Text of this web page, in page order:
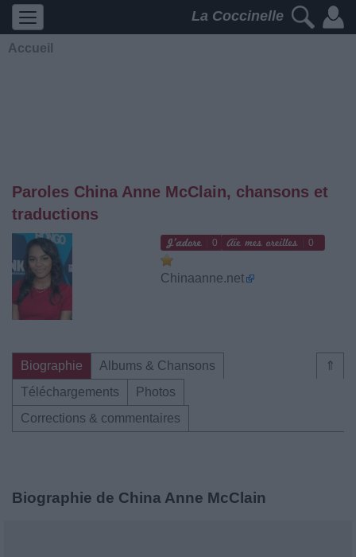
La Coccinelle
Accueil
Paroles China Anne McClain, chansons et
traductions
0 0
Chinaanne.net
⇑
Biographie
Albums & Chansons
Téléchargements
Photos
Corrections & commentaires
Biographie de China Anne McClain